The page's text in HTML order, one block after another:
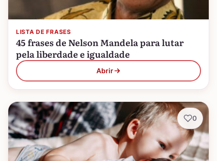
LISTA DE FRASES
45 frases de Nelson Mandela para lutar
pela liberdade e igualdade
Abrir
0